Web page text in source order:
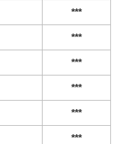
***
***
***
***
***
***